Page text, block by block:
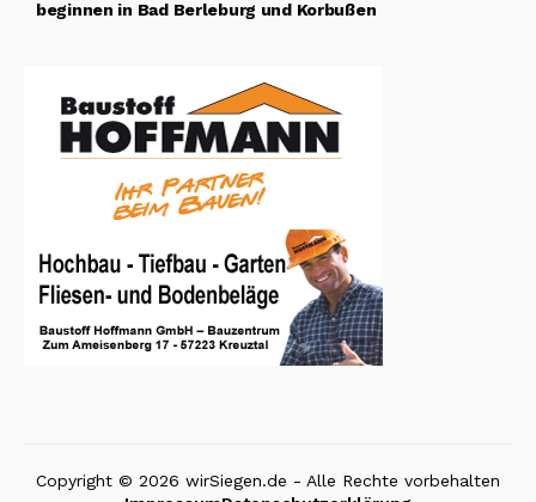
beginnen in Bad Berleburg und Korbußen
Copyright © 2026 wirSiegen.de - Alle Rechte vorbehalten